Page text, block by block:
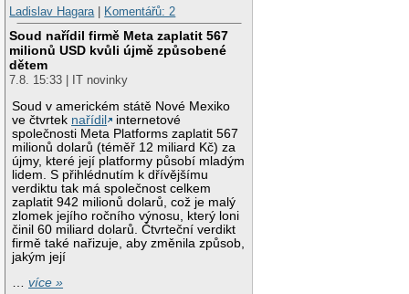
Ladislav Hagara| Komentářů: 2
Soud nařídil firmě Meta zaplatit 567
milionů USD kvůli újmě způsobené
dětem
7.8. 15:33 | IT novinky
Soud v americkém státě Nové Mexiko
ve čtvrtek nařídil
internetové
společnosti Meta Platforms zaplatit 567
milionů dolarů (téměř 12 miliard Kč) za
újmy, které její platformy působí mladým
lidem. S přihlédnutím k dřívějšímu
verdiktu tak má společnost celkem
zaplatit 942 milionů dolarů, což je malý
zlomek jejího ročního výnosu, který loni
činil 60 miliard dolarů. Čtvrteční verdikt
firmě také nařizuje, aby změnila způsob,
jakým její
…více »